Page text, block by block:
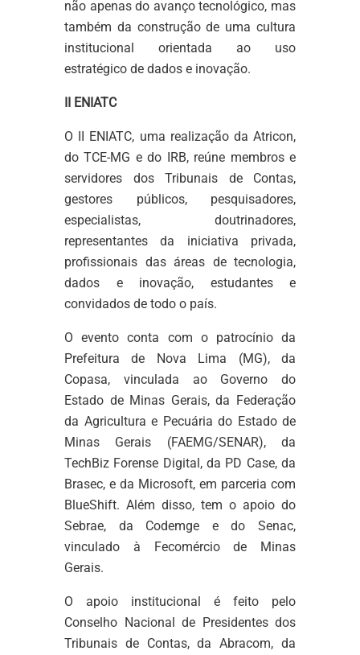
não apenas do avanço tecnológico, mas
também da construção de uma cultura
institucional orientada ao uso
estratégico de dados e inovação.
II ENIATC
O II ENIATC, uma realização da Atricon,
do TCE-MG e do IRB, reúne membros e
servidores dos Tribunais de Contas,
gestores públicos, pesquisadores,
especialistas, doutrinadores,
representantes da iniciativa privada,
profissionais das áreas de tecnologia,
dados e inovação, estudantes e
convidados de todo o país.
O evento conta com o patrocínio da
Prefeitura de Nova Lima (MG), da
Copasa, vinculada ao Governo do
Estado de Minas Gerais, da Federação
da Agricultura e Pecuária do Estado de
Minas Gerais (FAEMG/SENAR), da
TechBiz Forense Digital, da PD Case, da
Brasec, e da Microsoft, em parceria com
BlueShift. Além disso, tem o apoio do
Sebrae, da Codemge e do Senac,
vinculado à Fecomércio de Minas
Gerais.
O apoio institucional é feito pelo
Conselho Nacional de Presidentes dos
Tribunais de Contas, da Abracom, da